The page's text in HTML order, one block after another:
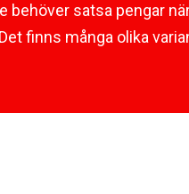
satsa pengar
finns många olika